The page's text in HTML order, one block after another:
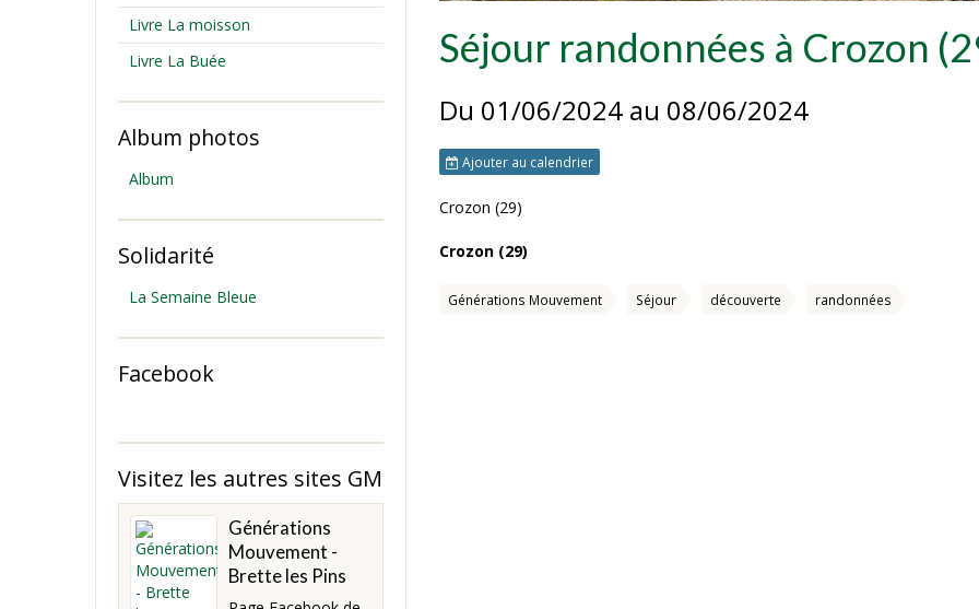
Séjour randonnées à Crozon
Du 01/06/2024 au 08/06/2024
Ajouter au calendrier
Crozon (29)
Crozon (29)
Générations Mouvement Séjour découverte randonnées
Livre La moisson
Livre La Buée
Album photos
Album
Solidarité
La Semaine Bleue
Facebook
Visitez les autres sites GM
Générations
Mouvement -
Brette les Pins